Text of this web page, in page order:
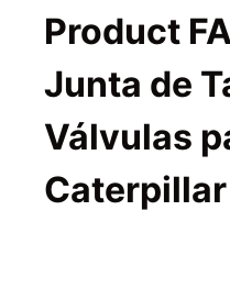
Product
Junta de
Válvulas
Caterpillar